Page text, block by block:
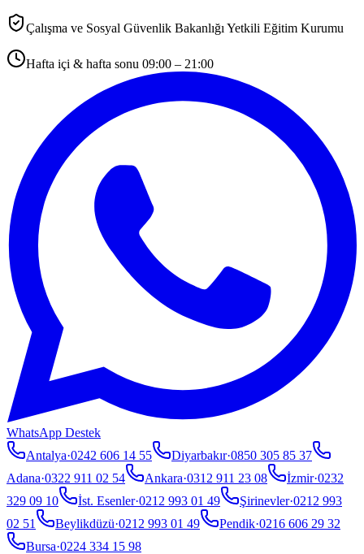
Çalışma ve Sosyal Güvenlik Bakanlığı Yetkili Eğitim Kurumu
Hafta içi & hafta sonu 09:00 – 21:00
WhatsApp Destek
Antalya·0242 606 14 55 Diyarbakır·0850 305 85 37
Adana·0322 911 02 54 Ankara·0312 911 23 08 İzmir·0232
329 09 10
İst. Esenler·0212 993 01 49 Şirinevler·0212 993
02 51
Beylikdüzü·0212 993 01 49 Pendik·0216 606 29 32
Bursa·0224 334 15 98